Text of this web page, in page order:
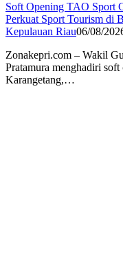
Soft Opening TAO Sport
Perkuat Sport Tourism di
Kepulauan Riau06/08/
Zonakepri.com – Wakil
Pratamura menghadiri
Karangetang,…